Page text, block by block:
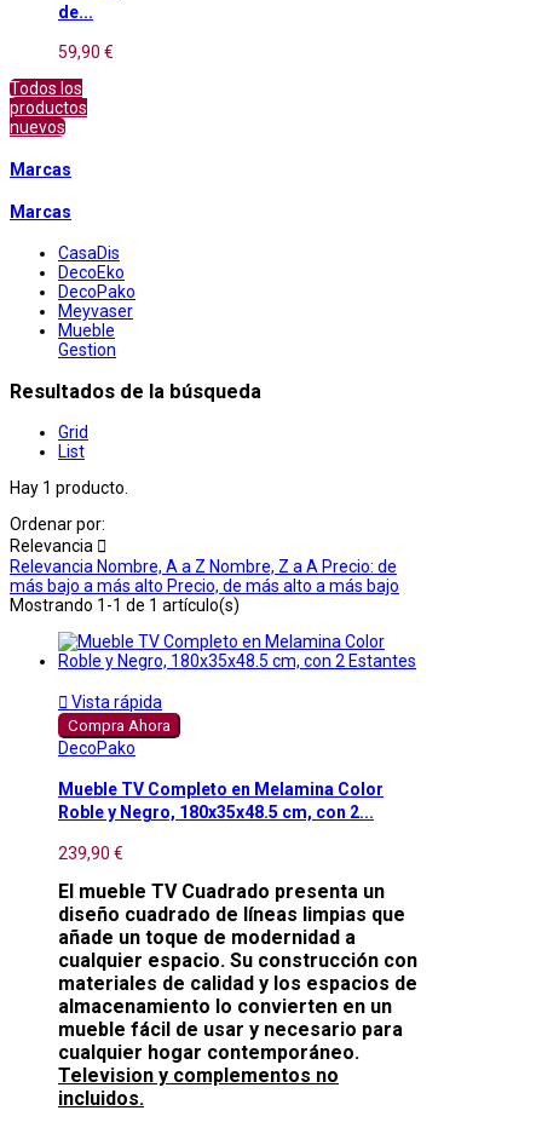
de...
59,90 €
Todos los
productos
nuevos
Marcas
Marcas
CasaDis
DecoEko
DecoPako
Meyvaser
Mueble
Gestion
Resultados de la búsqueda
Grid
List
Hay 1 producto.
Ordenar por:
Relevancia 
Relevancia Nombre, A a Z Nombre, Z a A Precio: de
más bajo a más alto Precio, de más alto a más bajo
Mostrando 1-1 de 1 artículo(s)
 Vista rápida
Compra Ahora
DecoPako
Mueble TV Completo en Melamina Color
Roble y Negro, 180x35x48.5 cm, con 2...
239,90 €
El mueble TV Cuadrado presenta un
diseño cuadrado de líneas limpias que
añade un toque de modernidad a
cualquier espacio. Su construcción con
materiales de calidad y los espacios de
almacenamiento lo convierten en un
mueble fácil de usar y necesario para
cualquier hogar contemporáneo.
Television y complementos no
incluidos.